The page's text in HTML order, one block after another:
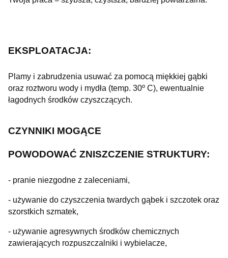
EKSPLOATACJA:
Plamy i zabrudzenia usuwać za pomocą miękkiej gąbki
oraz roztworu wody i mydła (temp. 30º C), ewentualnie
łagodnych środków czyszczących.
CZYNNIKI MOGĄCE
POWODOWAĆ ZNISZCZENIE STRUKTURY:
- pranie niezgodne z zaleceniami,
- używanie do czyszczenia twardych gąbek i szczotek oraz
szorstkich szmatek,
- używanie agresywnych środków chemicznych
zawierających rozpuszczalniki i wybielacze,